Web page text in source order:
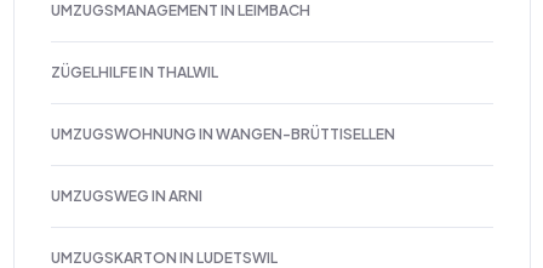
UMZUGSMANAGEMENT IN LEIMBACH
ZÜGELHILFE IN THALWIL
UMZUGSWOHNUNG IN WANGEN-BRÜTTISELLEN
UMZUGSWEG IN ARNI
UMZUGSKARTON IN LUDETSWIL